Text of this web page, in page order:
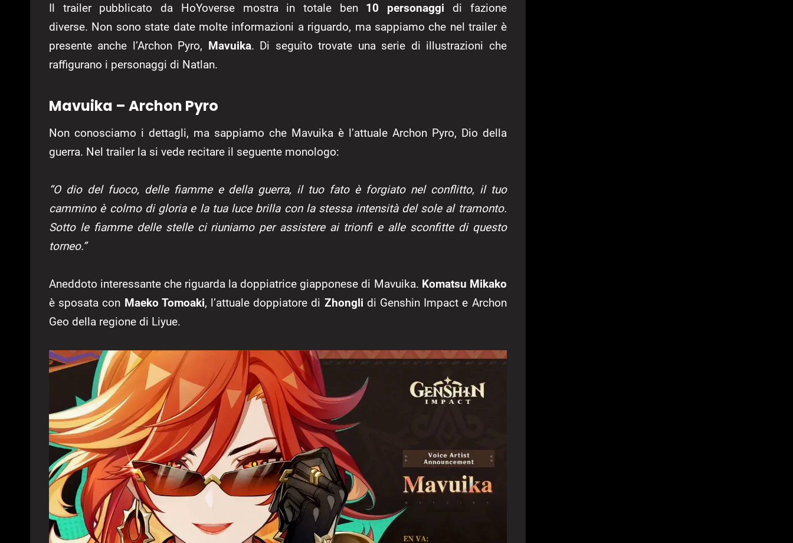
Il trailer pubblicato da HoYoverse mostra in totale ben 10 personaggi di fazione
diverse. Non sono state date molte informazioni a riguardo, ma sappiamo che nel trailer è
presente anche l’Archon Pyro, Mavuika. Di seguito trovate una serie di illustrazioni che
raffigurano i personaggi di Natlan.
Mavuika – Archon Pyro
Non conosciamo i dettagli, ma sappiamo che Mavuika è l’attuale Archon Pyro, Dio della
guerra. Nel trailer la si vede recitare il seguente monologo:
“O dio del fuoco, delle fiamme e della guerra, il tuo fato è forgiato nel conflitto, il tuo
cammino è colmo di gloria e la tua luce brilla con la stessa intensità del sole al tramonto.
Sotto le fiamme delle stelle ci riuniamo per assistere ai trionfi e alle sconfitte di questo
torneo.”
Aneddoto interessante che riguarda la doppiatrice giapponese di Mavuika. Komatsu Mikako
è sposata con Maeko Tomoaki, l’attuale doppiatore di Zhongli di Genshin Impact e Archon
Geo della regione di Liyue.